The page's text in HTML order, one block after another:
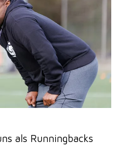
als Runningbacks